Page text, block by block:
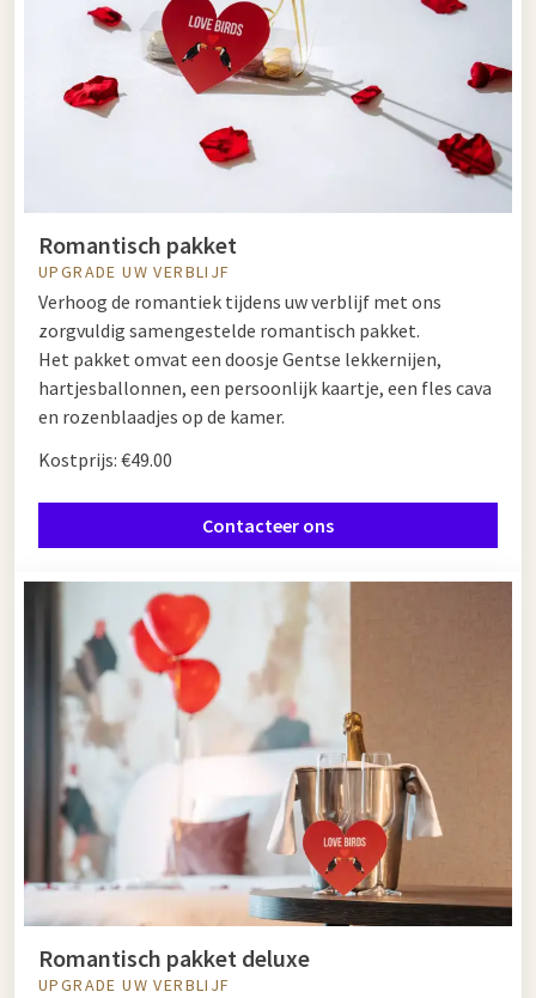
Romantisch pakket
UPGRADE UW VERBLIJF
Verhoog de romantiek tijdens uw verblijf met ons
zorgvuldig samengestelde romantisch pakket.
Het pakket omvat een doosje Gentse lekkernijen,
hartjesballonnen, een persoonlijk kaartje, een fles cava
en rozenblaadjes op de kamer.
Kostprijs: €49.00
Contacteer ons
Romantisch pakket deluxe
UPGRADE UW VERBLIJF